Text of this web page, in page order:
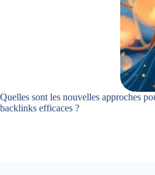
Quelles sont les nouvelles approches
backlinks efficaces ?